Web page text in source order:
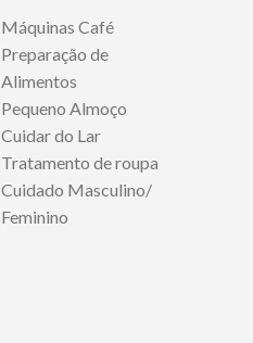
Máquinas Café
Preparação de
Alimentos
Pequeno Almoço
Cuidar do Lar
Tratamento de roupa
Cuidado Masculino/
Feminino